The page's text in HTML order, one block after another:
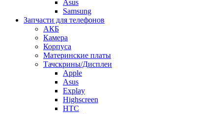
Asus
Samsung
Запчасти для телефонов
АКБ
Камера
Корпуса
Материнские платы
Тачскрины/Дисплеи
Apple
Asus
Explay
Highscreen
HTC